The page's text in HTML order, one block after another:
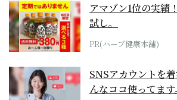
アマゾン1位の実績
試し。
PR(ハーブ健康本舗)
SNSアカウントを
んなココ使ってます。